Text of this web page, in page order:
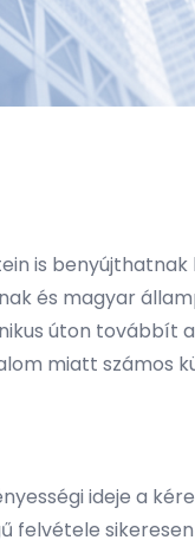
is
és magyar
úton továbbít
miatt számos
ideje a
felvétele